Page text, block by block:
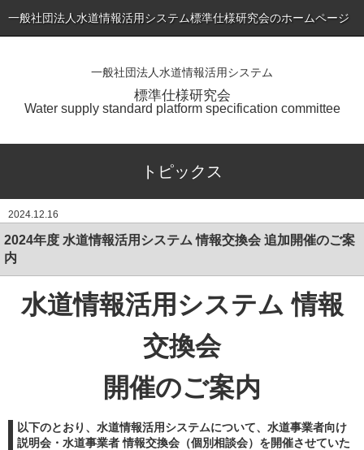
一般社団法人水道情報活用システム標準仕様研究会のホームページ
一般社団法人水道情報活用システム
標準仕様研究会
Water supply standard platform specification committee
入会のご案内
会員一覧
お問い合わせ
アプリケーションサービス・製品一覧
トピックス
2024.12.16
2024年度 水道情報活用システム 情報交換会 追加開催のご案
内
水道情報活用システム 情報
交換会
開催のご案内
以下のとおり、水道情報活用システムについて、水道事業者向け
説明会・水道事業者 情報交換会（個別相談会）を開催させていた